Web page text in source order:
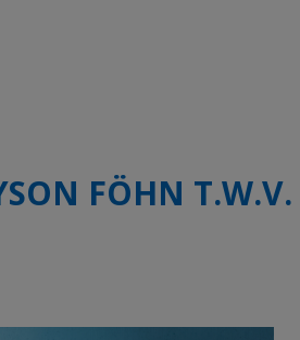
FÖHN T.W.V.